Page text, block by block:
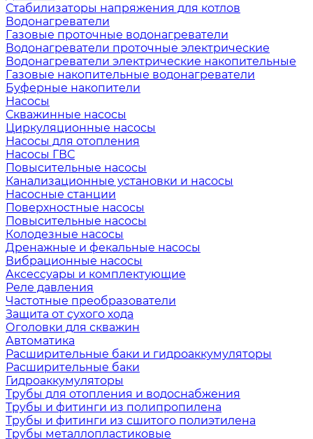
Стабилизаторы напряжения для котлов
Водонагреватели
Газовые проточные водонагреватели
Водонагреватели проточные электрические
Водонагреватели электрические накопительные
Газовые накопительные водонагреватели
Буферные накопители
Насосы
Скважинные насосы
Циркуляционные насосы
Насосы для отопления
Насосы ГВС
Повысительные насосы
Канализационные установки и насосы
Насосные станции
Поверхностные насосы
Повысительные насосы
Колодезные насосы
Дренажные и фекальные насосы
Вибрационные насосы
Аксессуары и комплектующие
Реле давления
Частотные преобразователи
Защита от сухого хода
Оголовки для скважин
Автоматика
Расширительные баки и гидроаккумуляторы
Расширительные баки
Гидроаккумуляторы
Трубы для отопления и водоснабжения
Трубы и фитинги из полипропилена
Трубы и фитинги из сшитого полиэтилена
Трубы металлопластиковые